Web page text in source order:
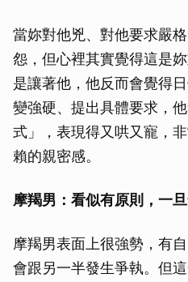
當妳對他兇、對他要求嚴
怨，但心裡其實覺得這是
是讓著他，他反而會覺得
變強硬、提出具體要求，
式」，表現得又哄又寵，
賴的親密感。
摩羯男：看似有原則，一
摩羯男表面上很強勢，有
會跟另一半發生爭執。但